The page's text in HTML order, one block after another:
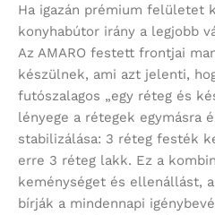
Ha igazán prémium felületet
konyhabútor irány a legjobb
Az AMARO festett frontjai
készülnek, ami azt jelenti,
futószalagos „egy réteg és
lényege a rétegek egymásra
stabilizálása: 3 réteg festék
erre 3 réteg lakk. Ez a
keménységet és ellenállást,
bírják a mindennapi